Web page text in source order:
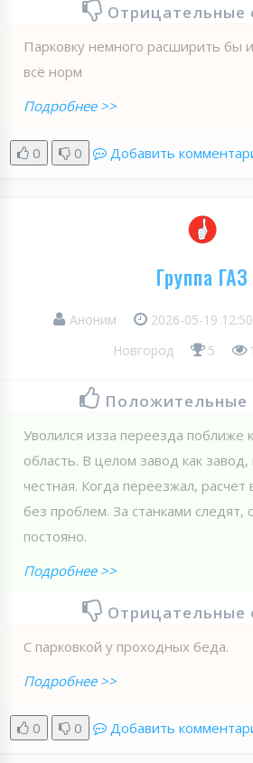
Отрицательные
Парковку немного расширить бы
всё норм
Подробнее >>
0 0 Добавить
Группа ГАЗ
Аноним 2026-05-19
Новгород
5
Положительные
Уволился изза переезда поближе
область. В целом завод как
честная. Когда переезжал,
без проблем. За станками следят,
постояно.
Подробнее >>
Отрицательные
С парковкой у проходных беда.
Подробнее >>
0 0 Добавить